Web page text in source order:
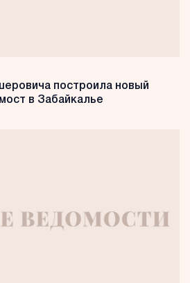
построила новый
в Забайкалье